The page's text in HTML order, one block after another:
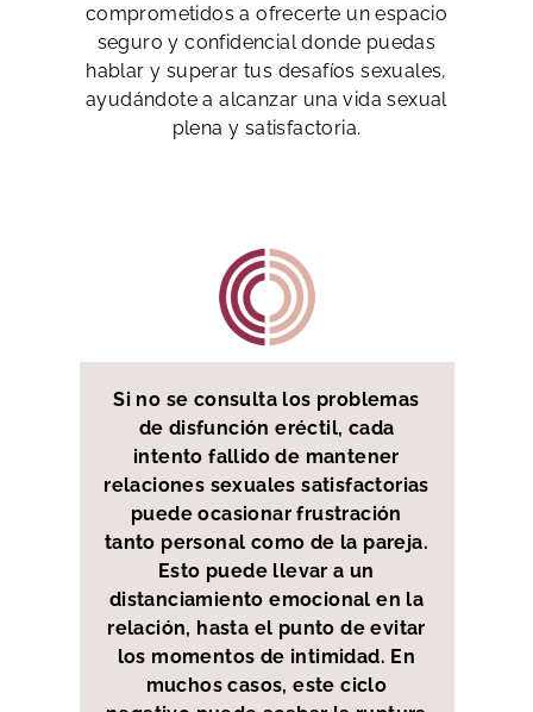
comprometidos a ofrecerte un espacio
seguro y confidencial donde puedas
hablar y superar tus desafíos sexuales,
ayudándote a alcanzar una vida sexual
plena y satisfactoria.
Si no se consulta los problemas
de disfunción eréctil, cada
intento fallido de mantener
relaciones sexuales satisfactorias
puede ocasionar frustración
tanto personal como de la pareja.
Esto puede llevar a un
distanciamiento emocional en la
relación, hasta el punto de evitar
los momentos de intimidad. En
muchos casos, este ciclo